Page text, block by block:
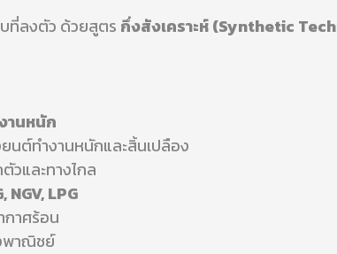
ที่ลงตัว ด้วยสูตร กึ่งสังเคราะห์ (Synthetic
านหนัก
ยนต์ทำงานหนักและสิ้นเปลือง
วและทางไกล
NGV, LPG
กาศร้อน
พาณิชย์